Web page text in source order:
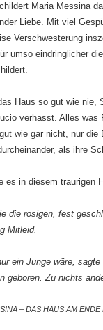
Maria Messina
Liebe. Mit viel
Verschwesterung
umso eindringlicher
Haus so gut wie nie,
verhasst. Alles was
wie gar nicht, nur die
als ihre
es in diesem traurigen
die rosigen, fest
Mitleid.
ein Junge wäre,
geboren. Zu nichts
– DAS HAUS AM